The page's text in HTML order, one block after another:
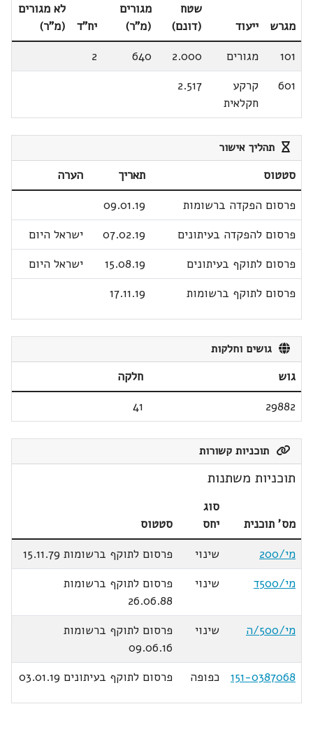
מגרש ייעוד
שטח
(דונם)
מגורים
(מ"ר)
יח"ד
לא מגורים
(מ"ר)
101
מגורים 2.000
640
2
601
קרקע
חקלאית
2.517
תהליך אישור
סטטוס תאריך
הערה
פרסום הפקדה ברשומות
09.01.19
פרסום להפקדה בעיתונים
07.02.19
ישראל היום
פרסום לתוקף בעיתונים
15.08.19
ישראל היום
פרסום לתוקף ברשומות
17.11.19
גושים וחלקות
גוש
חלקה
29882
41
תוכניות קשורות
תוכניות משתנות
מס' תוכנית
סוג
יחס
סטטוס
מי/200
שינוי
פרסום לתוקף ברשומות 15.11.79
מי/500ד
שינוי
פרסום לתוקף ברשומות
26.06.88
מי/500/ה
שינוי
פרסום לתוקף ברשומות
09.06.16
151-0387068
כפופה פרסום לתוקף בעיתונים 03.01.19